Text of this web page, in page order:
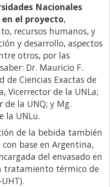
Nacionales
el proyecto,
recursos humanos, y
y desarrollo, aspectos
otros, por las
Dr. Mauricio F.
de Ciencias Exactas de
Vicerrector de la UNLa;
de la UNQ; y Mg.
la UNLu.
de la bebida también
base en Argentina,
del envasado en
tratamiento térmico de